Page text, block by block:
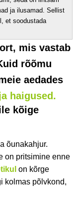
ja ilusamad. Sellist
et soodustada
mis vastab
rõõmu
aedades
haigused.
kõige
õunakahjur.
on pritsimine enne
on kõrge
kolmas põlvkond,